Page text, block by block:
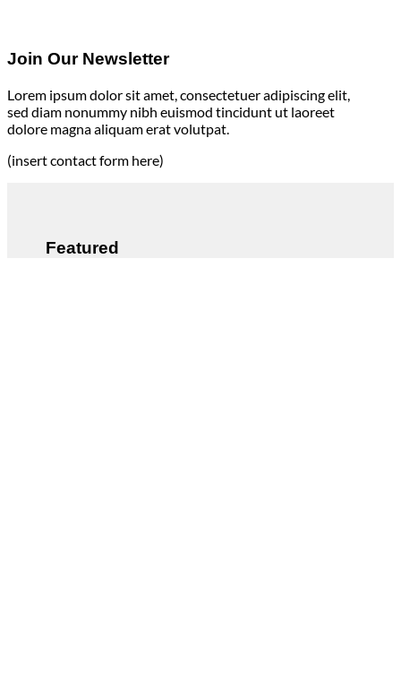
Join Our Newsletter
Lorem ipsum dolor sit amet, consectetuer adipiscing elit,
sed diam nonummy nibh euismod tincidunt ut laoreet
dolore magna aliquam erat volutpat.
(insert contact form here)
Featured